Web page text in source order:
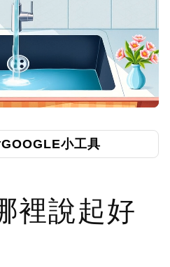
小工具
裡說起好